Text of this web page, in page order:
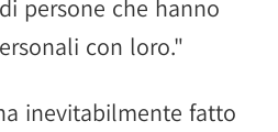
persone che hanno
con loro."
inevitabilmente fatto